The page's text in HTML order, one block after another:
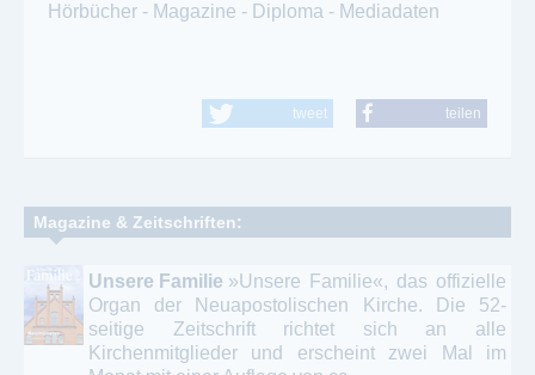
Hörbücher - Magazine - Diploma - Mediadaten
tweet teilen
Magazine & Zeitschriften:
Unsere Familie »Unsere Familie«, das offizielle
Organ der Neuapostolischen Kirche. Die 52-
seitige Zeitschrift richtet sich an alle
Kirchenmitglieder und erscheint zwei Mal im